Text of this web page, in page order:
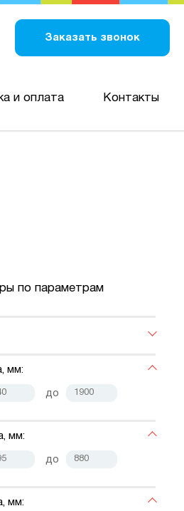
Заказать звонок
и оплата Контакты
по параметрам
мм:
до
мм:
до
мм: